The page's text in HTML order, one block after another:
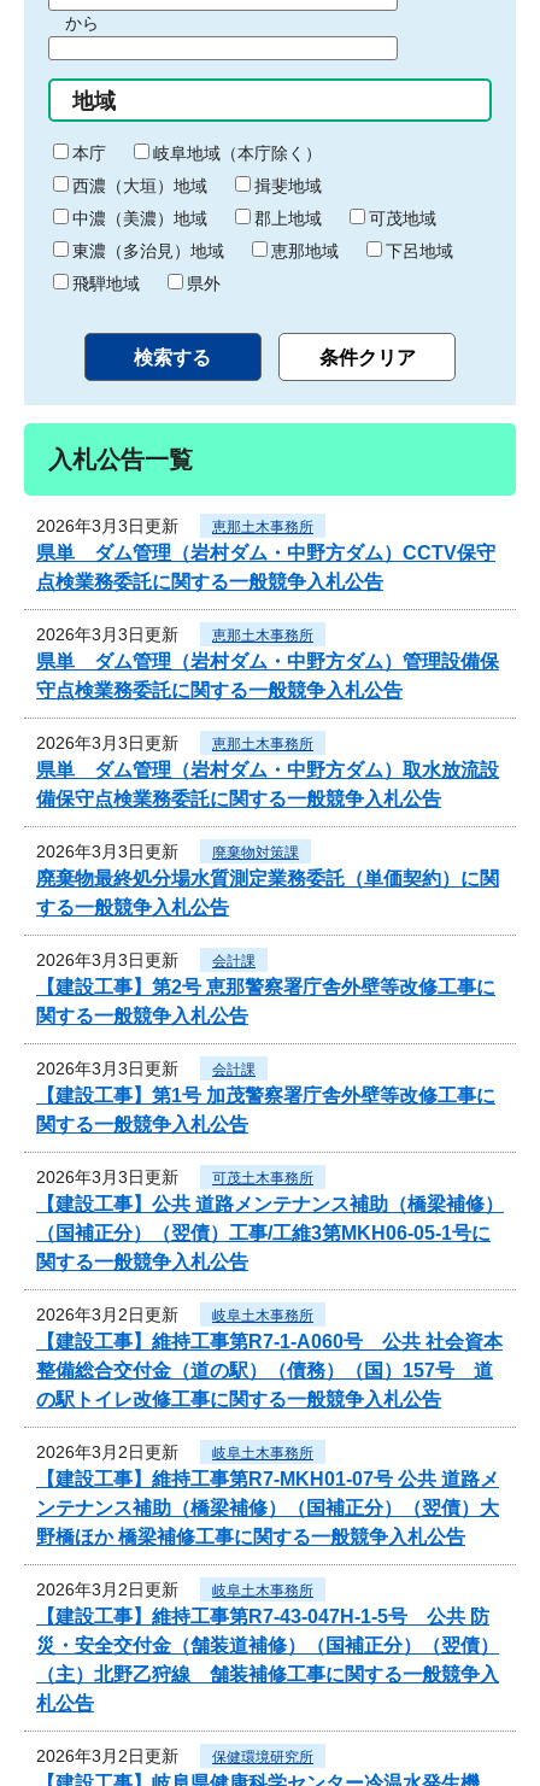
間
始
り
から
間
終
わ
り
地域
本庁
岐阜地域（本庁除く）
西濃（大垣）地域
揖斐地域
中濃（美濃）地域
郡上地域
可茂地域
東濃（多治見）地域
恵那地域
下呂地域
飛騨地域
県外
入札公告一覧
2026年3月3日更新 恵那土木事務所
県単 ダム管理（岩村ダム・中野方ダム）CCTV保守
点検業務委託に関する一般競争入札公告
2026年3月3日更新 恵那土木事務所
県単 ダム管理（岩村ダム・中野方ダム）管理設備保
守点検業務委託に関する一般競争入札公告
2026年3月3日更新 恵那土木事務所
県単 ダム管理（岩村ダム・中野方ダム）取水放流設
備保守点検業務委託に関する一般競争入札公告
2026年3月3日更新 廃棄物対策課
廃棄物最終処分場水質測定業務委託（単価契約）に関
する一般競争入札公告
2026年3月3日更新 会計課
【建設工事】第2号 恵那警察署庁舎外壁等改修工事に
関する一般競争入札公告
2026年3月3日更新 会計課
【建設工事】第1号 加茂警察署庁舎外壁等改修工事に
関する一般競争入札公告
2026年3月3日更新 可茂土木事務所
【建設工事】公共 道路メンテナンス補助（橋梁補修）
（国補正分）（翌債）工事/工維3第MKH06-05-1号に
関する一般競争入札公告
2026年3月2日更新 岐阜土木事務所
【建設工事】維持工事第R7-1-A060号 公共 社会資本
整備総合交付金（道の駅）（債務）（国）157号 道
の駅トイレ改修工事に関する一般競争入札公告
2026年3月2日更新 岐阜土木事務所
【建設工事】維持工事第R7-MKH01-07号 公共 道路メ
ンテナンス補助（橋梁補修）（国補正分）（翌債）大
野橋ほか 橋梁補修工事に関する一般競争入札公告
2026年3月2日更新 岐阜土木事務所
【建設工事】維持工事第R7-43-047H-1-5号 公共 防
災・安全交付金（舗装道補修）（国補正分）（翌債）
（主）北野乙狩線 舗装補修工事に関する一般競争入
札公告
2026年3月2日更新 保健環境研究所